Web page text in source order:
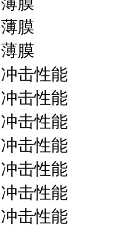
薄膜
薄膜
冲击性能
冲击性能
冲击性能
冲击性能
冲击性能
冲击性能
冲击性能